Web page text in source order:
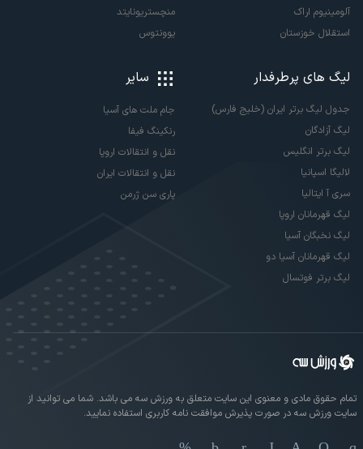
آلومینیوم اراک
استقلال خوزستان
منچستریونایتد
یوونتوس
لیگ های پرطرفدار
جدول لیگ برتر ایران (خلیج فارس)
لیگ آزادگان
لیگ برتر انگلیس
لالیگا اسپانیا
سری آ ایتالیا
لیگ قهرمانان اروپا
لیگ نخبگان آسیا
لیگ قهرمانان آسیا دو
لیگ برتر فوتسال
سایر
جام ملت های آسیا
رنکینگ فیفا
نقل و انتقالات اروپا
نقل و انتقالات ایران
پاری سن ژرمن
تمام حقوق مادی و معنوی این سایت متعلق به ورزش سه می باشد. شما می توانید از
سایت ورزش سه در صورت پذیرش موافقت نامه کاربری استفاده نمایید.